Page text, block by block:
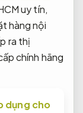
uy tín,
hàng nội
ra thị
chính hãng
dụng cho